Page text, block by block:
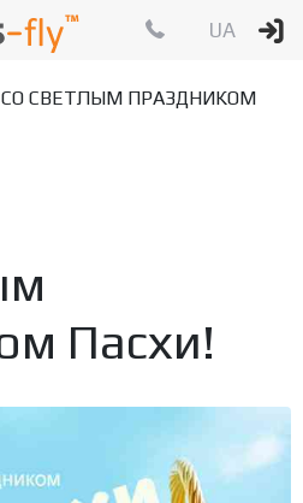
UA
СО СВЕТЛЫМ ПРАЗДНИКОМ
Пасхи!